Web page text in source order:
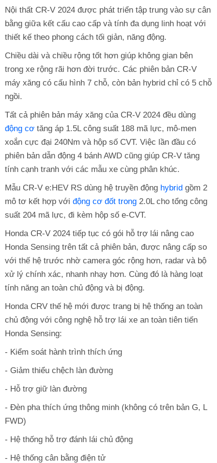
Nội thất CR-V 2024 được phát triển tập trung vào sự cân
bằng giữa kết cấu cao cấp và tính đa dụng linh hoạt với
thiết kế theo phong cách tối giản, năng động.
Chiều dài và chiều rộng tốt hơn giúp không gian bên
trong xe rộng rãi hơn đời trước. Các phiên bản CR-V
máy xăng có cấu hình 7 chỗ, còn bản hybrid chỉ có 5 chỗ
ngồi.
Tất cả phiên bản máy xăng của CR-V 2024 đều dùng
động cơ tăng áp 1.5L công suất 188 mã lực, mô-men
xoắn cực đại 240Nm và hộp số CVT. Việc lần đầu có
phiên bản dẫn động 4 bánh AWD cũng giúp CR-V tăng
tính cạnh tranh với các mẫu xe cùng phân khúc.
Mẫu CR-V e:HEV RS dùng hệ truyền động hybrid gồm 2
mô tơ kết hợp với động cơ đốt trong 2.0L cho tổng công
suất 204 mã lực, đi kèm hộp số e-CVT.
Honda CR-V 2024 tiếp tục có gói hỗ trợ lái nâng cao
Honda Sensing trên tất cả phiên bản, được nâng cấp so
với thế hệ trước nhờ camera góc rộng hơn, radar và bộ
xử lý chính xác, nhanh nhạy hơn. Cùng đó là hàng loạt
tính năng an toàn chủ động và bị động.
Honda CRV thế hệ mới được trang bị hệ thống an toàn
chủ động với công nghệ hỗ trợ lái xe an toàn tiên tiến
Honda Sensing:
- Kiểm soát hành trình thích ứng
- Giảm thiểu chệch làn đường
- Hỗ trợ giữ làn đường
- Đèn pha thích ứng thông minh (không có trên bản G, L
FWD)
- Hệ thống hỗ trợ đánh lái chủ động
- Hệ thống cân bằng điện tử